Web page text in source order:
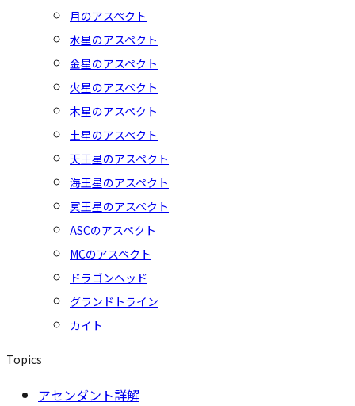
月のアスペクト
水星のアスペクト
金星のアスペクト
火星のアスペクト
木星のアスペクト
土星のアスペクト
天王星のアスペクト
海王星のアスペクト
冥王星のアスペクト
ASCのアスペクト
MCのアスペクト
ドラゴンヘッド
グランドトライン
カイト
Topics
アセンダント詳解